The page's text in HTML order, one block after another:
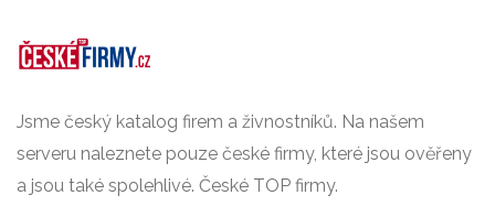
Jsme český katalog firem a živnostníků. Na našem
serveru naleznete pouze české firmy, které jsou ověřeny
a jsou také spolehlivé. České TOP firmy.